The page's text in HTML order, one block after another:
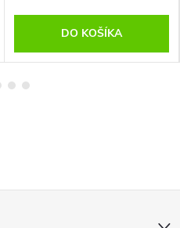
DO KOŠÍKA